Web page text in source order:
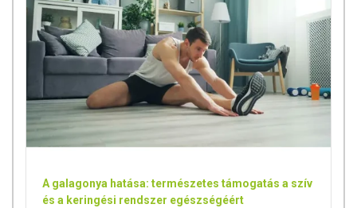
A galagonya hatása: természetes támogatás a szív
és a keringési rendszer egészségéért